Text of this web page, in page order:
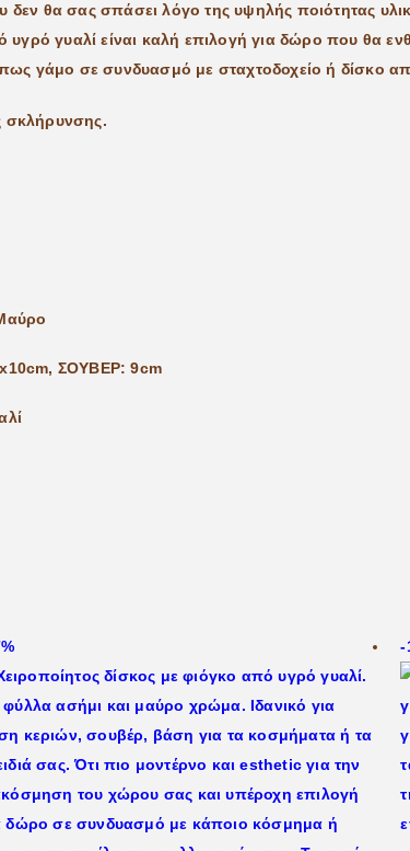
θα σας σπάσει λόγο της υψηλής ποιότητας
γυαλί είναι καλή επιλογή για δώρο που θα
γάμο σε συνδυασμό με σταχτοδοχείο ή δίσκο
σκλήρυνσης.
ΣΟΥΒΕΡ: 9cm
-